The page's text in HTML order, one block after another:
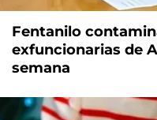
Fentanilo
exfuncionarias de
semana